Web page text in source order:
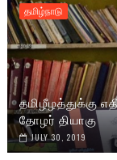
தமிழ்நாடு
தமிழீழத்துக்கு
தோழர் தியாகு
JULY 30, 2019